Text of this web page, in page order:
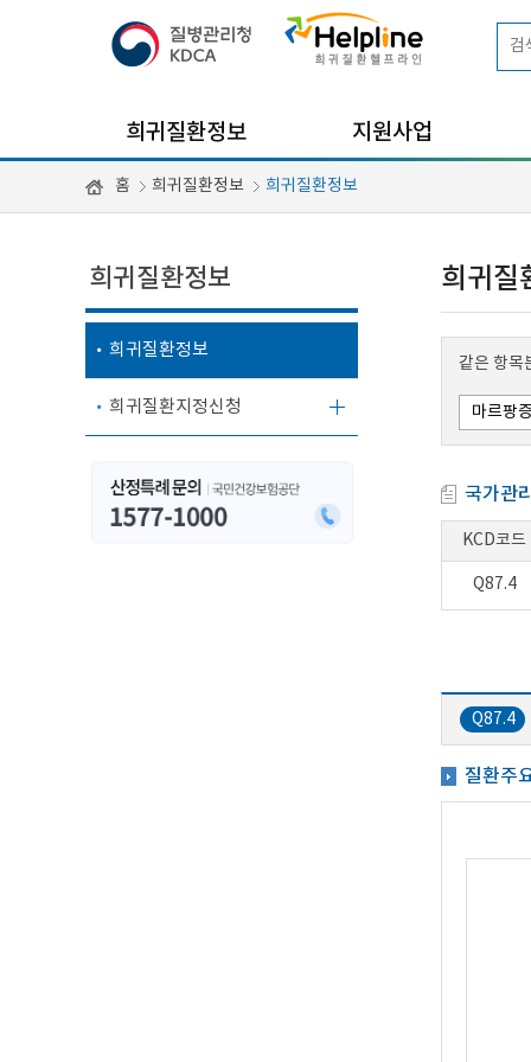
희귀질환정보 지원사업
홈 희귀질환정보 희귀질환정보
희귀질환정보
희귀질환정보
희귀질환지정신청
희귀질
같은 항목
국가관
KCD코드
Q87.4
Q87.4
질환주